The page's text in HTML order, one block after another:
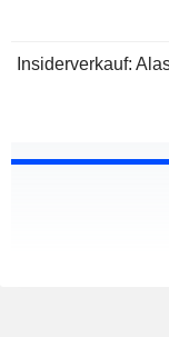
Insiderverkauf: